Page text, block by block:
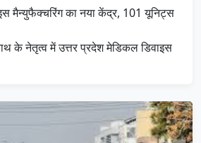
मैन्युफैक्चरिंग का नया केंद्र, 101 यूनिट्स
के नेतृत्व में उत्तर प्रदेश मेडिकल डिवाइस